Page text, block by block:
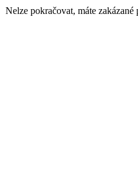
Nelze pokračovat, máte